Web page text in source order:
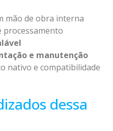
mão de obra interna
processamento
e manutenção
nativo e compatibilidade
dessa